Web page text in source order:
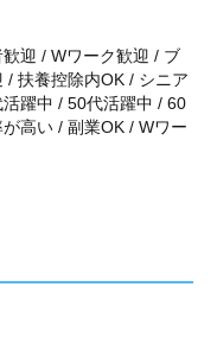
迎 / Wワーク歓迎 / ブ
/ 扶養控除内OK / シニア
躍中 / 50代活躍中 / 60
高い / 副業OK / Wワー